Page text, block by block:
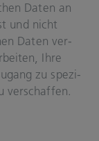
Daten an
und nicht
Daten ver­
Ihre
zu spe­zi­
ver­schaf­fen.